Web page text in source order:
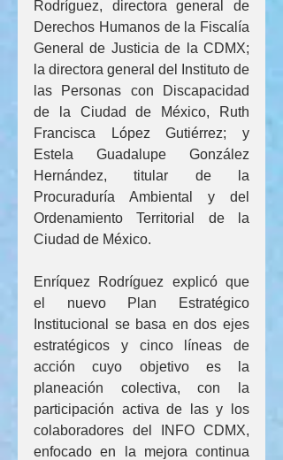
Rodríguez, directora general de
Derechos Humanos de la Fiscalía
General de Justicia de la CDMX;
la directora general del Instituto de
las Personas con Discapacidad
de la Ciudad de México, Ruth
Francisca López Gutiérrez; y
Estela Guadalupe González
Hernández, titular de la
Procuraduría Ambiental y del
Ordenamiento Territorial de la
Ciudad de México.
Enríquez Rodríguez explicó que
el nuevo Plan Estratégico
Institucional se basa en dos ejes
estratégicos y cinco líneas de
acción cuyo objetivo es la
planeación colectiva, con la
participación activa de las y los
colaboradores del INFO CDMX,
enfocado en la mejora continua